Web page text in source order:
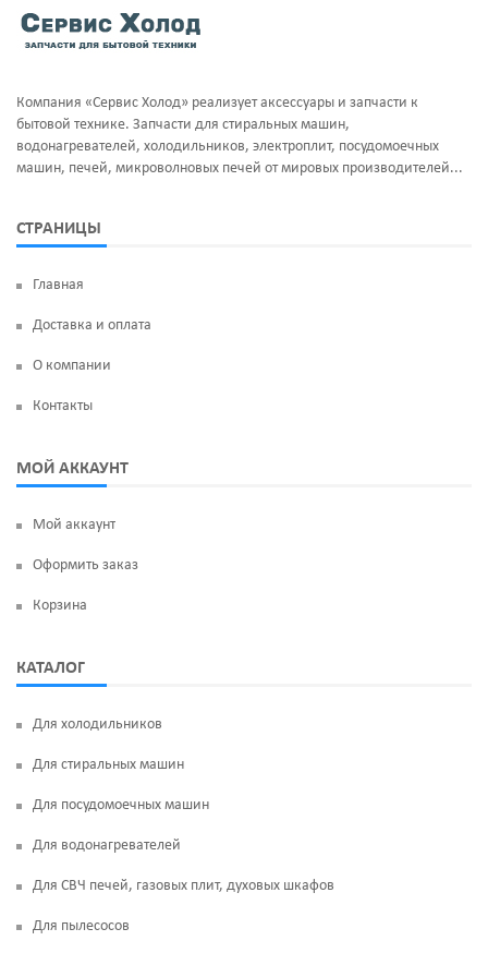
Тэны и нагреватели
Фильтра клапан шредора
Ручка люка
Суппорт и фланцы барабана
Термодатчики
УБЛ
Манжеты люка
Компания «Сервис Холод» реализует аксессуары и запчасти к
бытовой технике. Запчасти для стиральных машин,
водонагревателей, холодильников, электроплит, посудомоечных
машин, печей, микроволновых печей от мировых производителей...
СТРАНИЦЫ
Главная
Доставка и оплата
О компании
Контакты
МОЙ АККАУНТ
Мой аккаунт
Оформить заказ
Корзина
КАТАЛОГ
Для холодильников
Для стиральных машин
Для посудомоечных машин
Для водонагревателей
Для СВЧ печей, газовых плит, духовых шкафов
Для пылесосов